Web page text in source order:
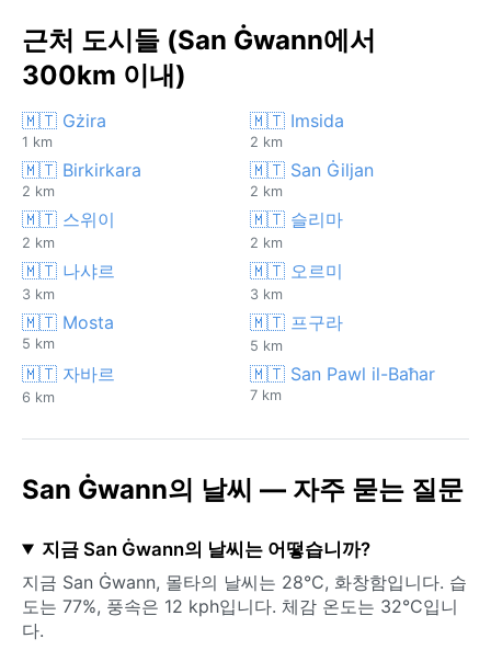
근처 도시들 (San Ġwann에서
300km 이내)
🇲🇹 Gżira
1 km
🇲🇹 Imsida
2 km
🇲🇹 Birkirkara
2 km
🇲🇹 San Ġiljan
2 km
🇲🇹 스위이
2 km
🇲🇹 슬리마
2 km
🇲🇹 나샤르
3 km
🇲🇹 오르미
3 km
🇲🇹 Mosta
5 km
🇲🇹 프구라
5 km
🇲🇹 자바르
6 km
🇲🇹 San Pawl il-Baħar
7 km
San Ġwann의 날씨 — 자주 묻는 질문
지금 San Ġwann의 날씨는 어떻습니까?
지금 San Ġwann, 몰타의 날씨는 28°C, 화창함입니다. 습
도는 77%, 풍속은 12 kph입니다. 체감 온도는 32°C입니
다.